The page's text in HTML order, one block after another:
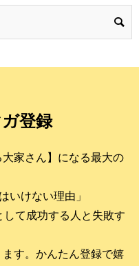
登録
大家さん】になる最大の
いけない理由」
して成功する人と失敗す
す。かんたん登録で嬉